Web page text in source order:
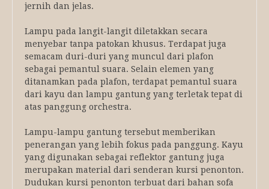
jernih dan jelas.
Lampu pada langit-langit diletakkan secara
menyebar tanpa patokan khusus. Terdapat juga
semacam duri-duri yang muncul dari plafon
sebagai pemantul suara. Selain elemen yang
ditanamkan pada plafon, terdapat pemantul suara
dari kayu dan lampu gantung yang terletak tepat di
atas panggung orchestra.
Lampu-lampu gantung tersebut memberikan
penerangan yang lebih fokus pada panggung. Kayu
yang digunakan sebagai reflektor gantung juga
merupakan material dari senderan kursi penonton.
Dudukan kursi penonton terbuat dari bahan sofa